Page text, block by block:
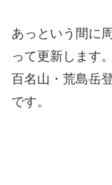
あっという間に
って更新します。
百名山・荒島岳
です。